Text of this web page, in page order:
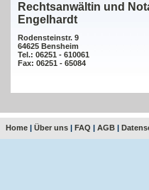
Rechtsanwältin und
Engelhardt
Rodensteinstr. 9
64625 Bensheim
Tel.: 06251 - 610061
Fax: 06251 - 65084
Home | Über uns | FAQ | AGB |